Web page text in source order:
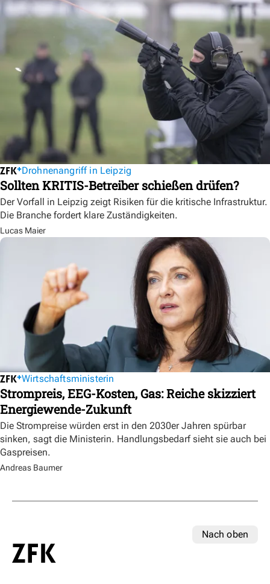
Drohnenangriff in Leipzig
Sollten KRITIS-Betreiber schießen drüfen?
Der Vorfall in Leipzig zeigt Risiken für die kritische Infrastruktur.
Die Branche fordert klare Zuständigkeiten.
Lucas Maier
Wirtschaftsministerin
Strompreis, EEG-Kosten, Gas: Reiche skizziert
Energiewende-Zukunft
Die Strompreise würden erst in den 2030er Jahren spürbar
sinken, sagt die Ministerin. Handlungsbedarf sieht sie auch bei
Gaspreisen.
Andreas Baumer
Nach oben